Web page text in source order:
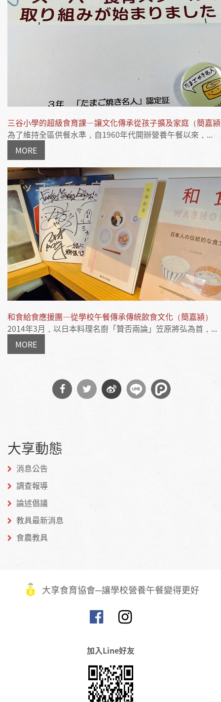
三谷小學的超級食育課—讓文化傳承從孩子擴及家庭（簡嘉
為了維持全區供餐水準，自1960年代開辦營養午餐以來，...
MORE
和食給食應援團—從學校午餐傳承傳統飲食文化（簡嘉潁）
2014年3月，以日本料理名廚「贊否兩論」笠原將弘為首，...
MORE
Facebook
大享動態
消息公告
調查報導
論述倡議
教具最新消息
食農教具
大享食育協會─讓學校營養午餐變得更好
加入Line好友